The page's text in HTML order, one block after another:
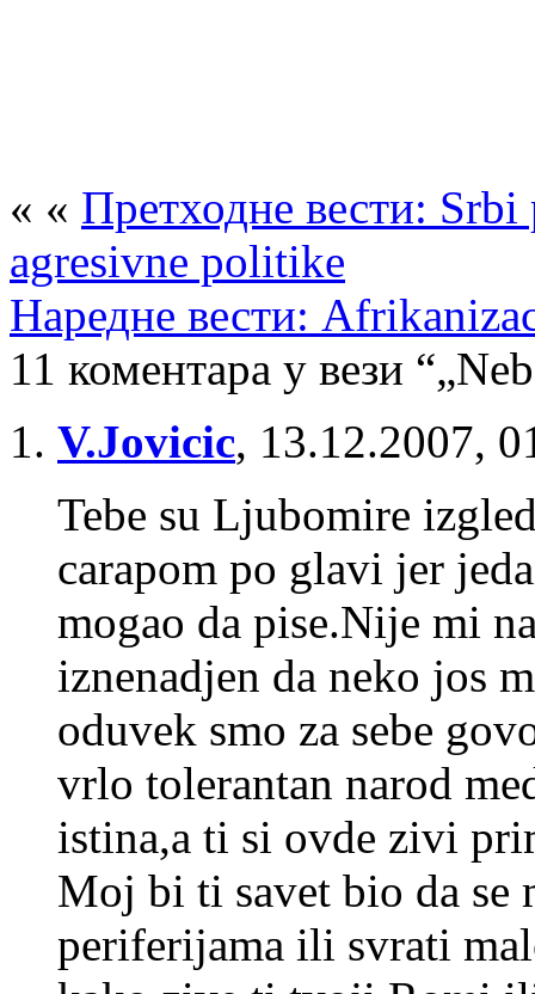
« « Претходне вести:
agresivne politike
Наредне вести:
11 коментара у вези
V.Jovicic, 13.12.2007,
Tebe su Ljubomire
carapom po glavi jer
mogao da pise.Nije mi
iznenadjen da neko jos
oduvek smo za sebe
vrlo tolerantan narod
istina,a ti si ovde zivi
Moj bi ti savet bio da se
periferijama ili svrati